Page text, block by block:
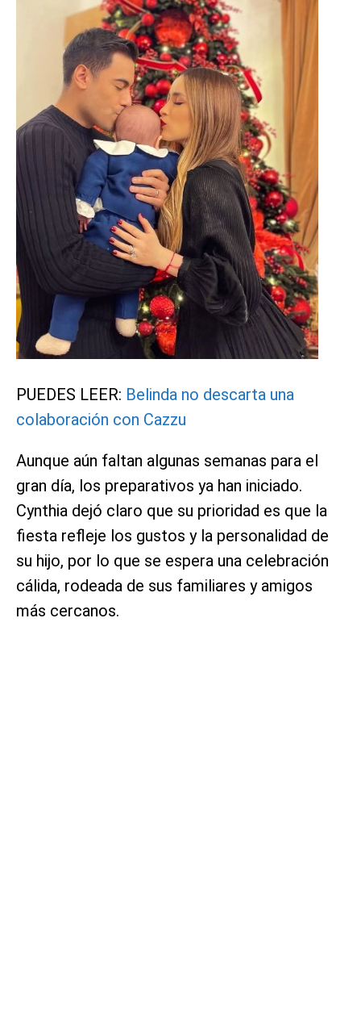
PUEDES LEER: Belinda no descarta una
colaboración con Cazzu
Aunque aún faltan algunas semanas para el
gran día, los preparativos ya han iniciado.
Cynthia dejó claro que su prioridad es que la
fiesta refleje los gustos y la personalidad de
su hijo, por lo que se espera una celebración
cálida, rodeada de sus familiares y amigos
más cercanos.